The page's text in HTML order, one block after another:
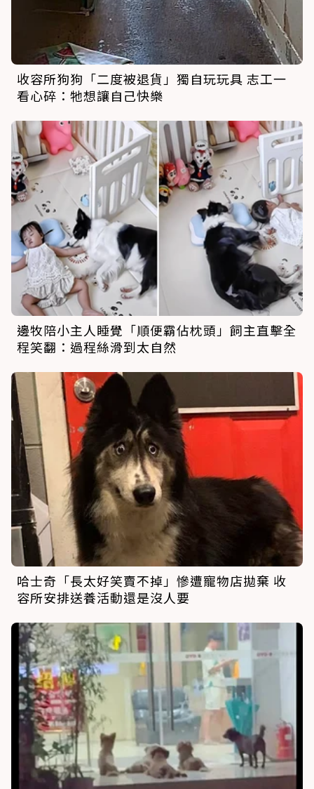
收容所狗狗「二度被退貨」獨自玩玩具 志工一
看心碎：牠想讓自己快樂
邊牧陪小主人睡覺「順便霸佔枕頭」飼主直擊全
程笑翻：過程絲滑到太自然
哈士奇「長太好笑賣不掉」慘遭寵物店拋棄 收
容所安排送養活動還是沒人要